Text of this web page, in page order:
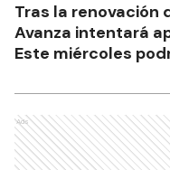
Tras la renovación
Avanza intentará
Este miércoles
Ads